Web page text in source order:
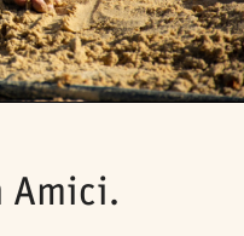
Amici.